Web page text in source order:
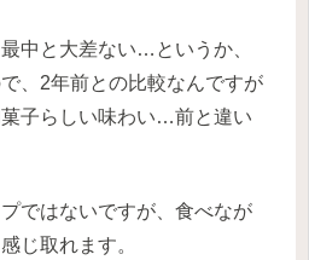
中と大差ない…というか、
、2年前との比較なんですが
菓子らしい味わい…前と違い
ではないですが、食べなが
じ取れます。